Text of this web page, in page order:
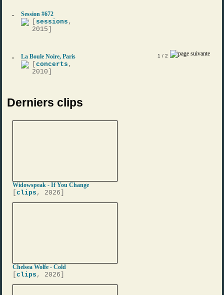
Session #672
sessions ,
2015]
La Boule Noire, Paris
[concerts ,
2010]
1 / 2
Derniers clips
Widowspeak - If You Change
[clips , 2026]
Chelsea Wolfe - Cold
[clips , 2026]